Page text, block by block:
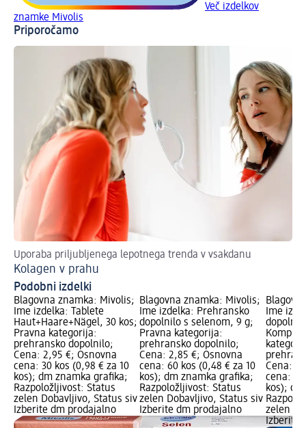
Več izdelkov
znamke Mivolis
Priporočamo
Uporaba priljubljenega lepotnega trenda v vsakdanu
Kolagen v prahu
Podobni izdelki
Blagovna znamka: Mivolis;
Ime izdelka: Tablete
Haut+Haare+Nägel, 30 kos;
Pravna kategorija:
prehransko dopolnilo;
Cena: 2,95 €; Osnovna
cena: 30 kos (0,98 € za 10
kos); dm znamka grafika;
Razpoložljivost: Status
zelen Dobavljivo, Status siv
Izberite dm prodajalno
Blagovna znamka: Mivolis;
Ime izdelka: Prehransko
dopolnilo s selenom, 9 g;
Pravna kategorija:
prehransko dopolnilo;
Cena: 2,85 €; Osnovna
cena: 60 kos (0,48 € za 10
kos); dm znamka grafika;
Razpoložljivost: Status
zelen Dobavljivo, Status siv
Izberite dm prodajalno
Ime
Cena:
cena: 60
kos);
zelen
Izberite